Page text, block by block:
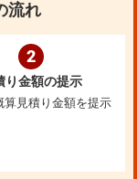
流れ
2
り金額の提示
算見積り金額を提示